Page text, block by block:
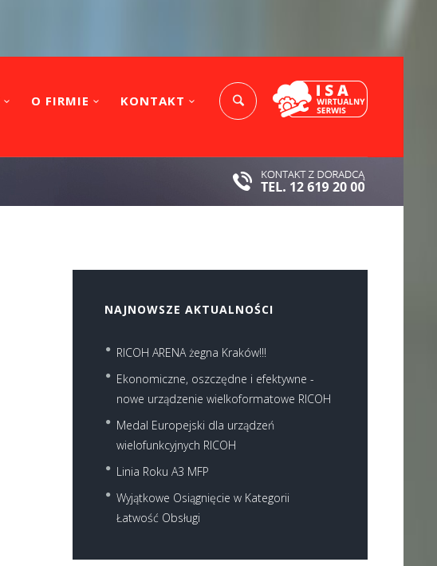
O FIRMIE KONTAKT
NAJNOWSZE AKTUALNOŚCI
RICOH ARENA żegna Kraków!!!
Ekonomiczne, oszczędne i efektywne -
nowe urządzenie wielkoformatowe RICOH
Medal Europejski dla urządzeń
wielofunkcyjnych RICOH
Linia Roku A3 MFP
Wyjątkowe Osiągnięcie w Kategorii
Łatwość Obsługi